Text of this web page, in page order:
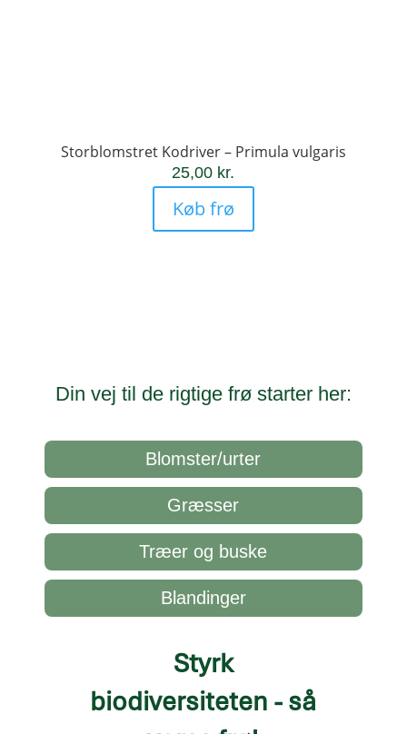
Storblomstret Kodriver – Primula vulgaris
25,00 kr.
Køb frø
Din vej til de rigtige frø starter her:
Blomster/urter
Græsser
Træer og buske
Blandinger
Styrk
biodiversiteten - så